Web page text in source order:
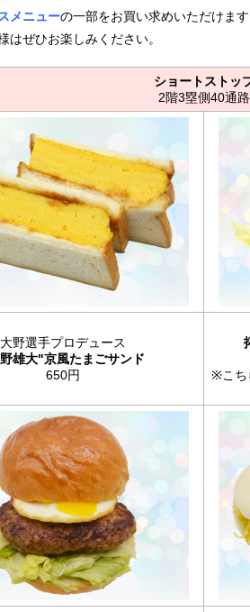
メニューの一部をお買い求めいただけま
はぜひお楽 しみください。
ショートストッ
2階3塁側40通路
大野選手プロデュース
雄大"京風たまごサンド
650円
※こち